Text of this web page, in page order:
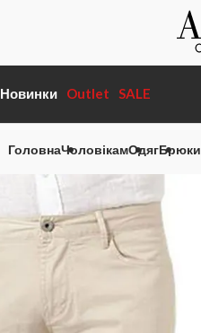
Новинки Outlet SALE
ГоловнаЧоловікамОдягБрюки